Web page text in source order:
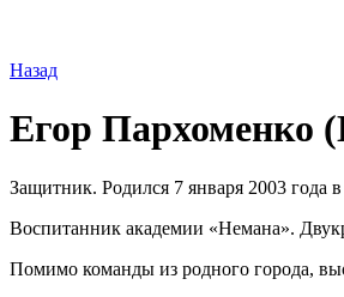
Назад
Егор Пархоменко
Защитник. Родился 7 января 2003 года
Воспитанник академии «Немана».
Помимо команды из родного города,